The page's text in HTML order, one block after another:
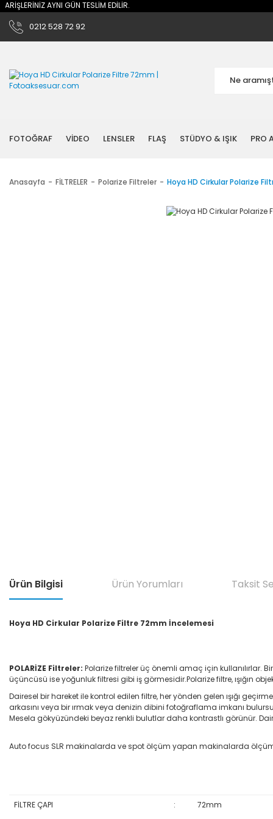
AYNI GÜN TESLİM EDİLİR.
0212 528 72 92
FOTOĞRAF VİDEO LENSLER FLAŞ STÜDYO & IŞIK PRO
Anasayfa FİLTRELER Polarize Filtreler Hoya HD Cirkular Polarize
Ürün Bilgisi Ürün Yorumları Taksit
Hoya HD Cirkular Polarize Filtre 72mm İncelemesi
POLARİZE Filtreler: Polarize filtreler üç önemli amaç için kullanılırlar.
üçüncüsü ise yoğunluk filtresi gibi iş görmesidir.Polarize filtre, ışığın
Dairesel bir hareket ile kontrol edilen filtre, her yönden gelen ışığı
arkasını veya bir ırmak veya denizin dibini fotoğraflama imkanı
Mesela gökyüzündeki beyaz renkli bulutlar daha kontrastlı görünür.
Auto focus SLR makinalarda ve spot ölçüm yapan makinalarda
FİLTRE ÇAPI : 72mm